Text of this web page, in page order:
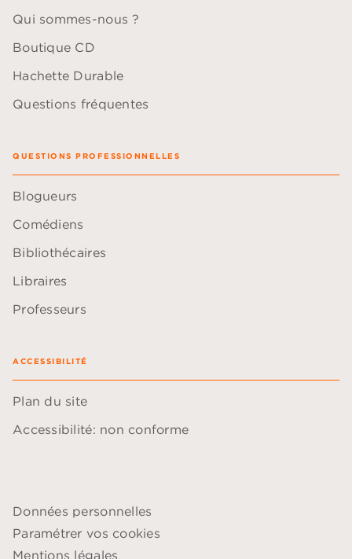
Qui sommes-nous ?
Boutique CD
Hachette Durable
Questions fréquentes
QUESTIONS PROFESSIONNELLES
Blogueurs
Comédiens
Bibliothécaires
Libraires
Professeurs
ACCESSIBILITÉ
Plan du site
Accessibilité: non conforme
Données personnelles
Paramétrer vos cookies
Mentions légales